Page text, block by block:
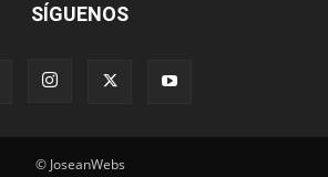
SÍGUENOS
© JoseanWebs